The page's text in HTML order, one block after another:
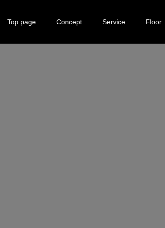
Top page Concept Service Floor